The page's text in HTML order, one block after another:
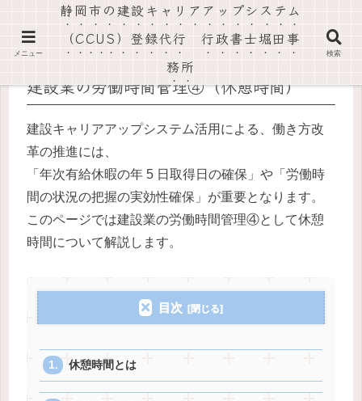
社会保険労務士法人静岡葵事務所・行政書士堀田事務所
建設業の労働時間管理④（休憩時間）
建設キャリアアップシステム活用による、働き方改
革の推進には、
「年次有給休暇の年 5 日取得日の確保」や「労働時
間の状況の把握の実効性確保」が重要となります。
このページでは建設業の労働時間管理④として休憩
時間について解説します。
目次
休憩時間とは
メニュー
静岡市の建設キャリアアップシステム
（CCUS）登録代行 行政書士堀田事
務所
検索